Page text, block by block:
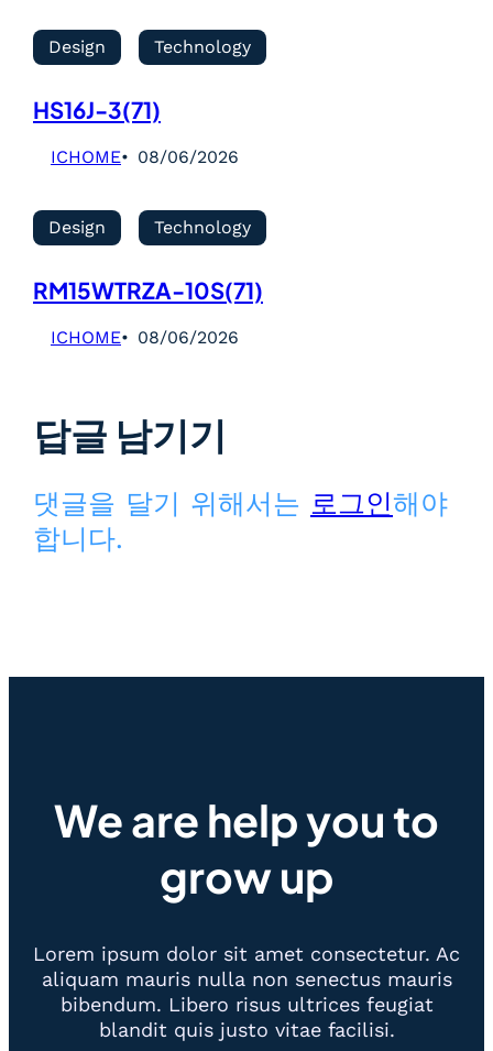
Design Technology
HS16J-3(71)
ICHOME 08/06/2026
Design Technology
RM15WTRZA-10S(71)
ICHOME 08/06/2026
답글 남기기
댓글을 달기 위해서는 로그인해야
합니다.
We are help you to
grow up
Lorem ipsum dolor sit amet consectetur. Ac
aliquam mauris nulla non senectus mauris
bibendum. Libero risus ultrices feugiat
blandit quis justo vitae facilisi.